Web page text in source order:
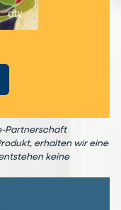
Partnerschaft
erhalten wir eine
keine